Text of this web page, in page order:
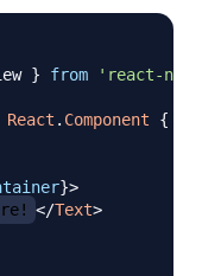
} from 'react-
React . Component
{
}>
</Text>